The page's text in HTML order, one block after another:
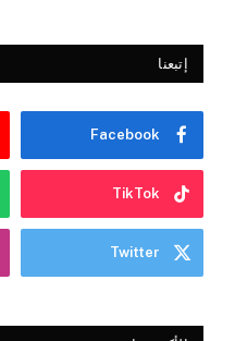
إتبعنا
Facebook
TikTok
Twitter